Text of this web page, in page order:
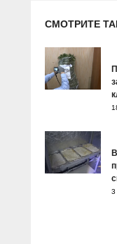
СМОТРИТЕ
3